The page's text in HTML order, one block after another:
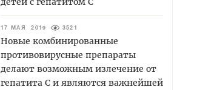
17 МАЯ 2019 3521
Новые комбинированные
противовирусные препараты
делают возможным излечение от
гепатита С и являются важнейшей